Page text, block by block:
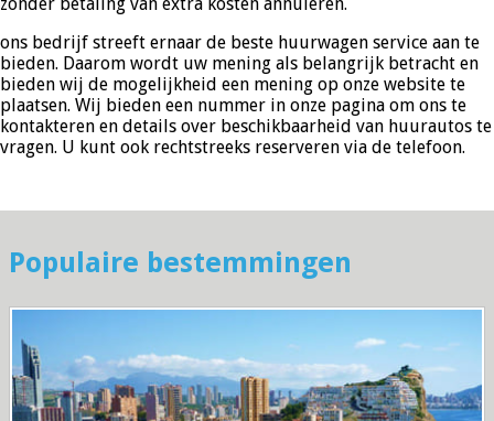
ons bedrijf streeft ernaar de beste huurwagen service aan te
bieden. Daarom wordt uw mening als belangrijk betracht en
bieden wij de mogelijkheid een mening op onze website te
plaatsen. Wij bieden een nummer in onze pagina om ons te
kontakteren en details over beschikbaarheid van huurautos te
vragen. U kunt ook rechtstreeks reserveren via de telefoon.
Populaire bestemmingen